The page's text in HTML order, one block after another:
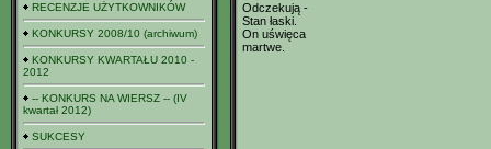
RECENZJE UŻYTKOWNIKÓW
KONKURSY 2008/10 (archiwum)
KONKURSY KWARTAŁU 2010 -
2012
-- KONKURS NA WIERSZ -- (IV
kwartał 2012)
SUKCESY
Odczekują -
Stan łaski.
On uświęca
martwe.